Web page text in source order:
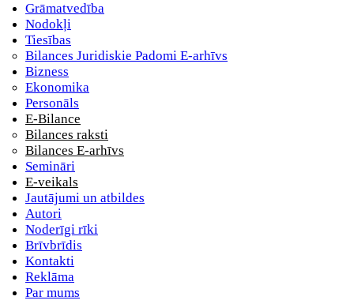
Grāmatvedība
Nodokļi
Tiesības
Bilances Juridiskie Padomi E-arhīvs
Bizness
Ekonomika
Personāls
E-Bilance
Bilances raksti
Bilances E-arhīvs
Semināri
E-veikals
Jautājumi un atbildes
Autori
Noderīgi rīki
Brīvbrīdis
Kontakti
Reklāma
Par mums